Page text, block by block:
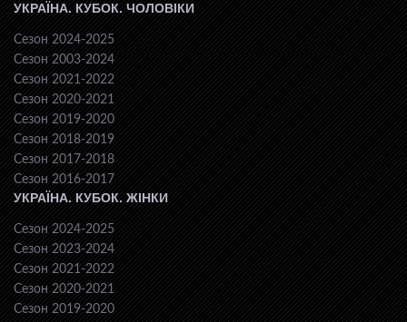
УКРАЇНА. КУБОК. ЧОЛОВІКИ
Сезон 2024-2025
Сезон 2003-2024
Сезон 2021-2022
Сезон 2020-2021
Сезон 2019-2020
Сезон 2018-2019
Сезон 2017-2018
Сезон 2016-2017
УКРАЇНА. КУБОК. ЖІНКИ
Сезон 2024-2025
Сезон 2023-2024
Сезон 2021-2022
Сезон 2020-2021
Сезон 2019-2020